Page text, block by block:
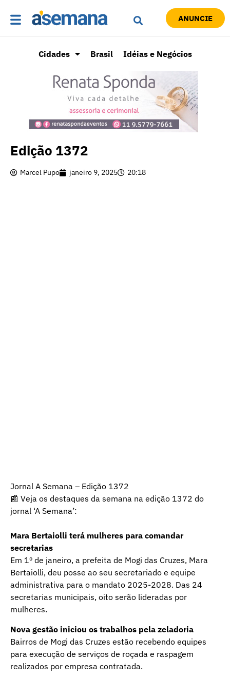
ANUNCIE
Cidades Brasil Idéias e Negócios
Edição 1372
Marcel Pupo janeiro 9, 2025 20:18
Jornal A Semana – Edição 1372
📰 Veja os destaques da semana na edição 1372 do
jornal ‘A Semana’:
Mara Bertaiolli terá mulheres para comandar
secretarias
Em 1º de janeiro, a prefeita de Mogi das Cruzes, Mara
Bertaiolli, deu posse ao seu secretariado e equipe
administrativa para o mandato 2025-2028. Das 24
secretarias municipais, oito serão lideradas por
mulheres.
Nova gestão iniciou os trabalhos pela zeladoria
Bairros de Mogi das Cruzes estão recebendo equipes
para execução de serviços de roçada e raspagem
realizados por empresa contratada.